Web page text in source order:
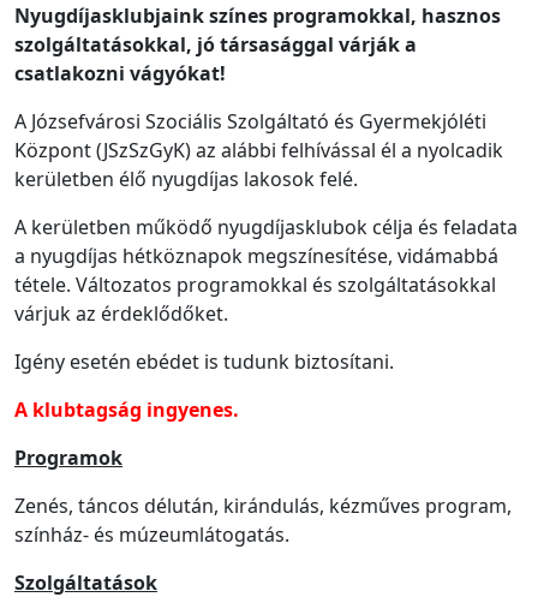
Nyugdíjasklubjaink színes programokkal, hasznos
szolgáltatásokkal, jó társasággal várják a
csatlakozni vágyókat!
A Józsefvárosi Szociális Szolgáltató és Gyermekjóléti
Központ (JSzSzGyK) az alábbi felhívással él a nyolcadik
kerületben élő nyugdíjas lakosok felé.
A kerületben működő nyugdíjasklubok célja és feladata
a nyugdíjas hétköznapok megszínesítése, vidámabbá
tétele. Változatos programokkal és szolgáltatásokkal
várjuk az érdeklődőket.
Igény esetén ebédet is tudunk biztosítani.
A klubtagság ingyenes.
Programok
Zenés, táncos délután, kirándulás, kézműves program,
színház- és múzeumlátogatás.
Szolgáltatások